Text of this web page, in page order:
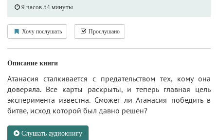
9 часов 54 минуты
Хочу послушать Прослушано
Описание книги
Атанасия сталкивается с предательством тех, кому она
доверяла. Все карты раскрыты, и теперь главная цель
эксперимента известна. Сможет ли Атанасия победить в
битве, исход которой был давно решен?
Слушать аудиокнигу